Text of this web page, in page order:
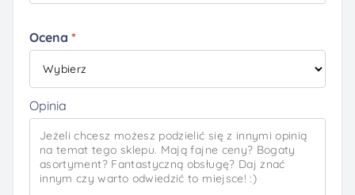
Ocena
Opinia